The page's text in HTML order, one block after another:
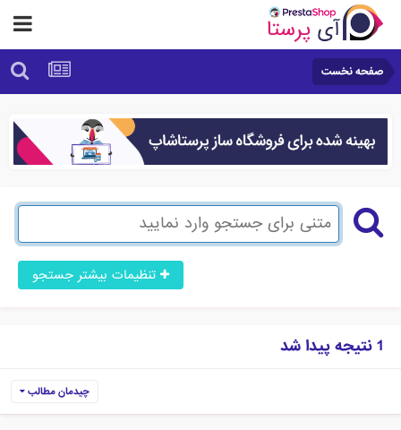
صفحه نخست
تنظیمات بیشتر جستجو
1 نتیجه پیدا شد
چیدمان مطالب